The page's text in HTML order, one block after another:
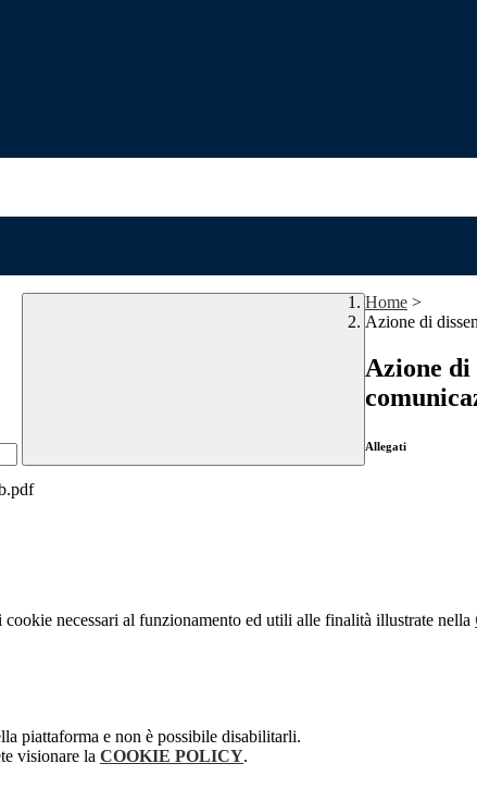
Home >
Azione di
Azione di
Allegati
necessari al funzionamento ed utili alle finalità illustrate nella
piattaforma e non è possibile disabilitarli.
visionare la COOKIE POLICY.